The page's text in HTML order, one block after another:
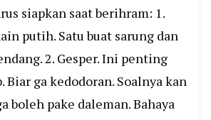
siapkan saat berihram: 1.
putih. Satu buat sarung dan
2. Gesper. Ini penting
Biar ga kedodoran. Soalnya kan
boleh pake daleman. Bahaya